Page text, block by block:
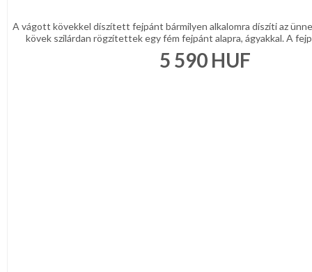
A vágott kövekkel díszített fejpánt bármilyen alkalomra díszíti az
kövek szilárdan rögzítettek egy fém fejpánt alapra, ágyakkal. A
5 590 HUF